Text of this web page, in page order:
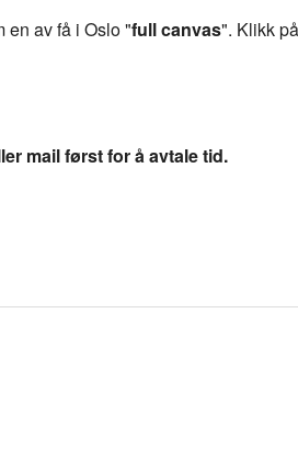
en av få i Oslo "full canvas". Klikk på
mail først for å avtale tid.